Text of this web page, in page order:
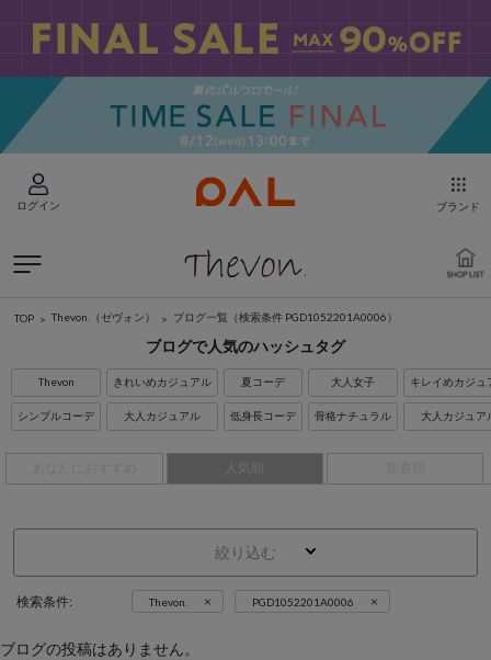
ログイン ブランド
TOP Thevon.（ゼヴォン） ブログ一覧 （検索条件 PGD1052201A0006）
ブログで人気のハッシュタグ
Thevon
シンプルコーデ
きれいめカジュアル
大人カジュアル
夏コーデ
低身長コーデ
大人女子
骨格ナチュラル
キレイめカジュ
大人カジュア
人気順
絞り込む
検索条件: Thevon. × PGD1052201A0006 ×
ブログの投稿はありません。